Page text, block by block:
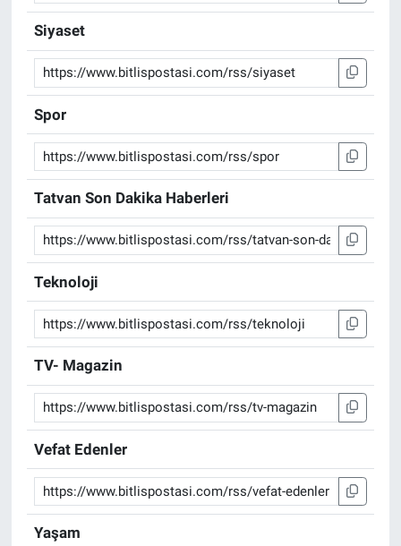
Siyaset
Spor
Tatvan Son Dakika Haberleri
Teknoloji
TV- Magazin
Vefat Edenler
Yaşam